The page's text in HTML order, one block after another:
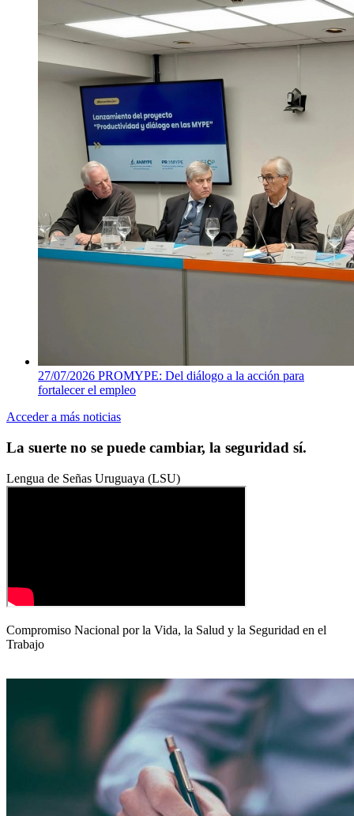
27/07/2026 PROMYPE: Del diálogo a la acción para
fortalecer el empleo
Acceder a más noticias
La suerte no se puede cambiar, la seguridad sí.
Lengua de Señas Uruguaya (LSU)
Compromiso Nacional por la Vida, la Salud y la Seguridad en el
Trabajo